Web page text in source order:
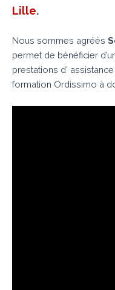
Lille.
Nous sommes agréés
permet de bénéficier
prestations d’
formation Ordissimo à